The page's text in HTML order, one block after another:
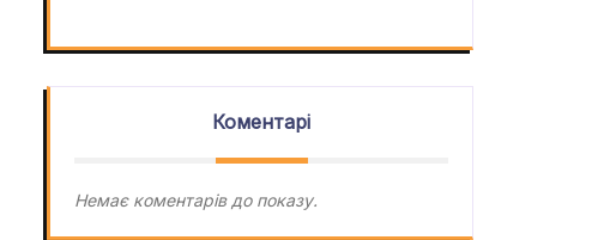
Коментарі
Немає коментарів до показу.